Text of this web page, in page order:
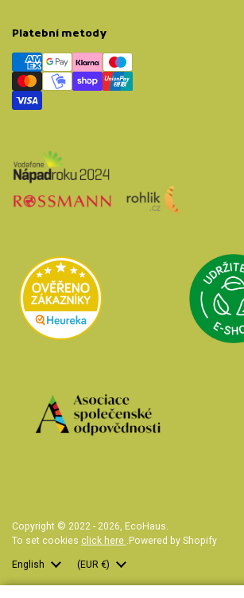
Platební metody
Copyright © 2022 - 2026, EcoHaus
To set cookies click here Powered by Shopify
Language
English Country/region
(EUR €)